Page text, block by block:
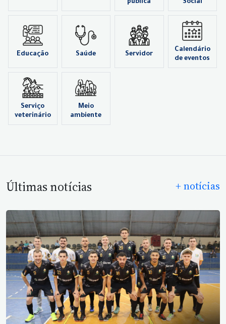
pública Social
Educação Saúde Servidor
Calendário
de eventos
Serviço
veterinário
Meio
ambiente
Últimas notícias + notícias